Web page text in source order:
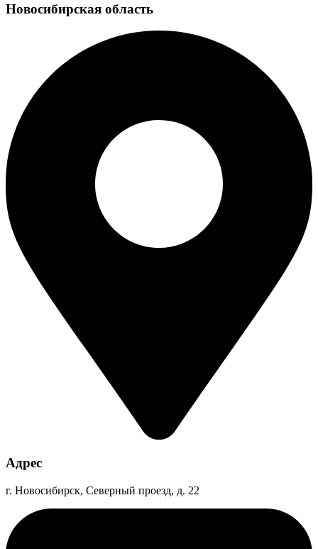
Новосибирская область
Адрес
г. Новосибирск, Северный проезд, д. 22